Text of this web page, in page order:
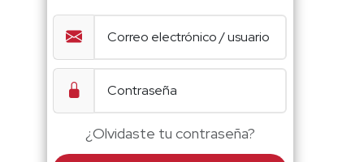
¿Olvidaste tu contraseña?